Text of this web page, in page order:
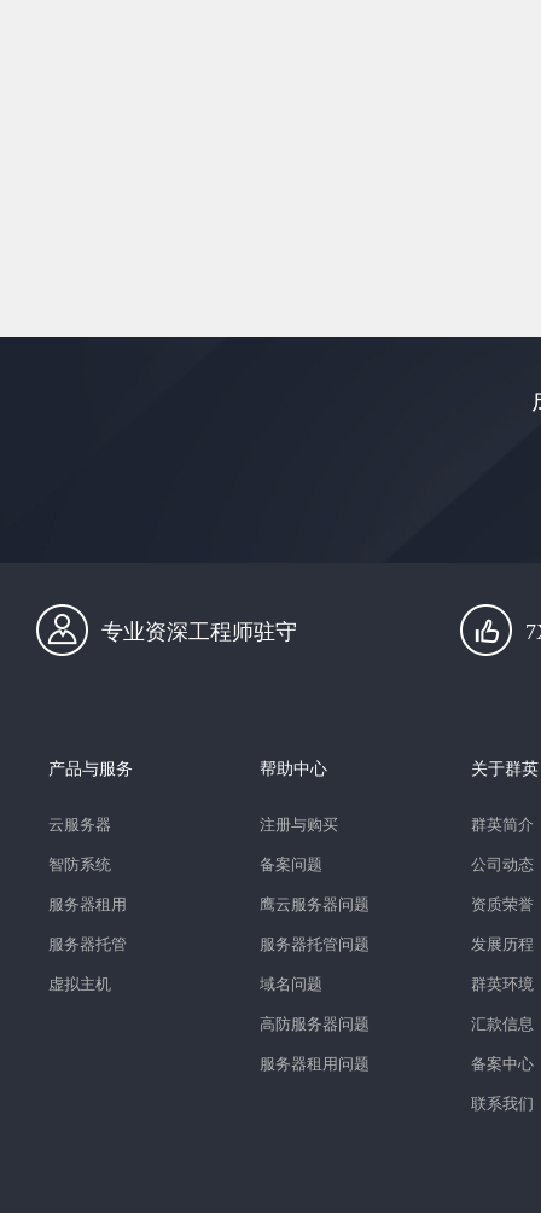
专业资深工程师驻守
产品与服务
云服务器
智防系统
服务器租用
服务器托管
虚拟主机
帮助中心
注册与购买
备案问题
鹰云服务器问题
服务器托管问题
域名问题
高防服务器问题
服务器租用问题
关于群英
群英简介
公司动态
资质荣誉
发展历程
群英环境
汇款信息
备案中心
联系我们